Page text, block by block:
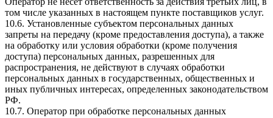
том числе указанных в настоящем пункте поставщиков услуг.
10.6. Установленные субъектом персональных данных
запреты на передачу (кроме предоставления доступа), а также
на обработку или условия обработки (кроме получения
доступа) персональных данных, разрешенных для
распространения, не действуют в случаях обработки
персональных данных в государственных, общественных и
иных публичных интересах, определенных законодательством
РФ.
10.7. Оператор при обработке персональных данных